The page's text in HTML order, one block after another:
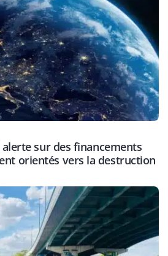
alerte sur des financements
orientés vers la destruction